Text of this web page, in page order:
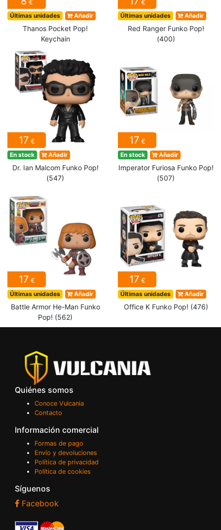
€
Últimas unidades Añadir
Thanos Pocket Pop!
Keychain
€
Últimas unidades Añadir
Red Ranger Funko Pop!
(400)
17 €
En stock Añadir
Dr. Ian Malcom Funko Pop!
(547)
17 €
En stock Añadir
Imperator Furiosa Funko Pop!
(507)
17 €
Últimas unidades Añadir
Battle Armor He-Man Funko
Pop! (562)
17 €
Últimas unidades Añadir
Office K Funko Pop! (476)
Quiénes somos
Conoce Vulcania
Contacto
Información comercial
Formas de pago
Envío y devoluciones
Política de privacidad
Política de cookies
Síguenos
Facebook